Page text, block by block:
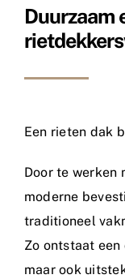
Duurzaam
Een rieten dak
Door te werken
moderne
traditioneel
Zo ontstaat
maar ook